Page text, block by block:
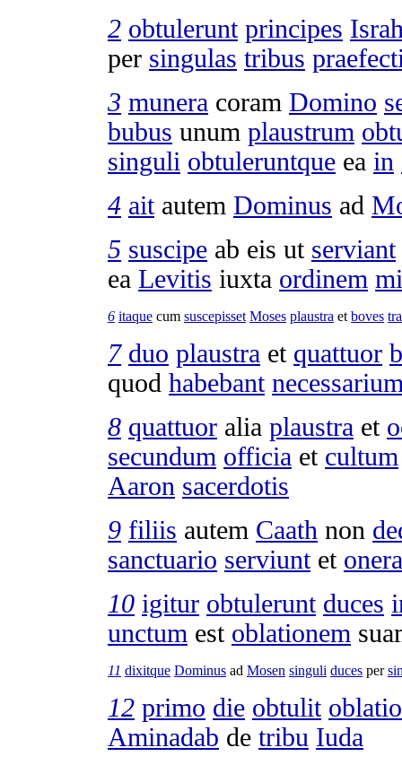
2 obtulerunt principes
per singulas tribus
3 munera coram Domino
bubus unum plaustrum
singuli obtuleruntque ea in
4 aitautem Dominus ad
5 suscipe ab eis ut serviant
ea Levitis iuxta ordinem
6 itaque cum suscepisset Moses plaustra et boves
7 duo plaustra et quattuor
quod habebant
8 quattuor alia plaustra et
secundum officia et cultum
Aaron sacerdotis
9 filiis autem Caath non
sanctuario serviuntet onera
10 igitur obtulerunt duces
unctum est oblationem
11 dixitque Dominus ad Mosen singuli duces per
12 primo die obtulit
Aminadab de tribu Iuda